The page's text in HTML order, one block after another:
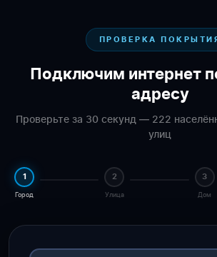
ПРОВЕРКА ПОКРЫТИЯ
Подключим интернет
адресу
Проверьте за 30 секунд — 222
улиц
1
Город
2
Улица
3
Дом